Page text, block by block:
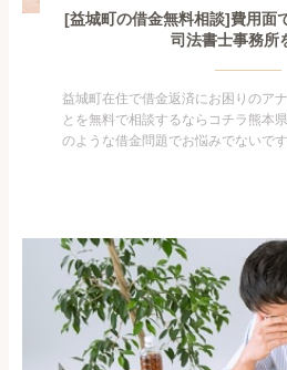
[益城町の借金無料相談]費用面
司法書士事務所
益城町在住で借金返済にお困りのア
とを無料で相談するならコチラ熊本
のような借金問題でお悩みでないで
られたくない・借金の催促、取り立
がありま...